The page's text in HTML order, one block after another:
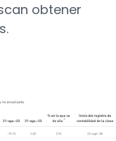
obtener